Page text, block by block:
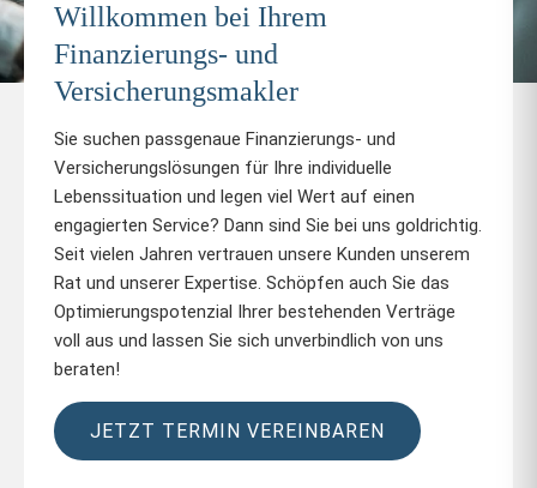
Willkommen bei Ihrem
Finanzierungs- und
Versicherungsmakler
Sie suchen passgenaue Finanzierungs- und
Versicherungslösungen für Ihre individuelle
Lebenssituation und legen viel Wert auf einen
engagierten Service? Dann sind Sie bei uns goldrichtig.
Seit vielen Jahren vertrauen unsere Kunden unserem
Rat und unserer Expertise. Schöpfen auch Sie das
Optimierungspotenzial Ihrer bestehenden Verträge
voll aus und lassen Sie sich unverbindlich von uns
beraten!
JETZT TERMIN VEREINBAREN